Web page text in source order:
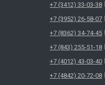
+7 (3412) 33-03-38
+7 (3952) 26-58-07
+7 (8362) 34-74-45
+7 (843) 255-51-18
+7 (4012) 43-03-40
+7 (4842) 20-72-08